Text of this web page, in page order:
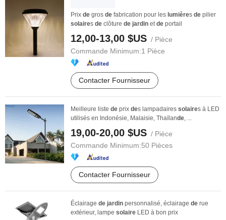
Prix de gros de fabrication pour les lumières de pilier
solaires de clôture de jardin etde portail
12,00-13,00 $US / Pièce
Commande Minimum:1 Pièce
Contacter Fournisseur
Meilleure liste de prix des lampadaires solaires à LED
utilisés en Indonésie, Malaisie, Thaïlande, ...
19,00-20,00 $US / Pièce
Commande Minimum:50 Pièces
Contacter Fournisseur
Éclairage de jardin personnalisé, éclairage de rue
extérieur, lampe solaire LED à bon prix